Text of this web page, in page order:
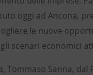
oggi ad Ancona,
le nuove
scenari economici
Tommaso Sanna, dal